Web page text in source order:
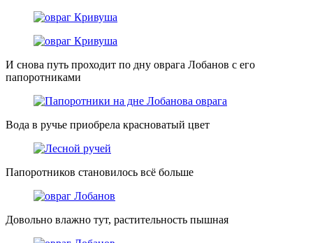
И снова путь проходит по дну оврага Лобанов с его
папоротниками
Вода в ручье приобрела красноватый цвет
Папоротников становилось всё больше
Довольно влажно тут, растительность пышная